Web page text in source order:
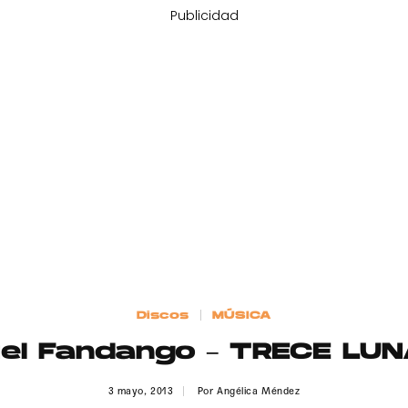
Publicidad
Discos MÚSICA
Fandango – TRECE
3 mayo, 2013 PorAngélica Méndez